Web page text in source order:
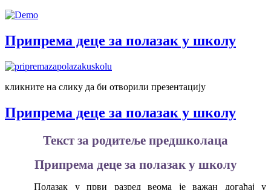
Припрема деце за полазак у школу
кликните на слику да би отворили презентацију
Припрема деце за полазак у школу
Текст за родитеље предшколаца
Припрема деце за полазак у школу
Полазак у први разред веома је важан догађај у